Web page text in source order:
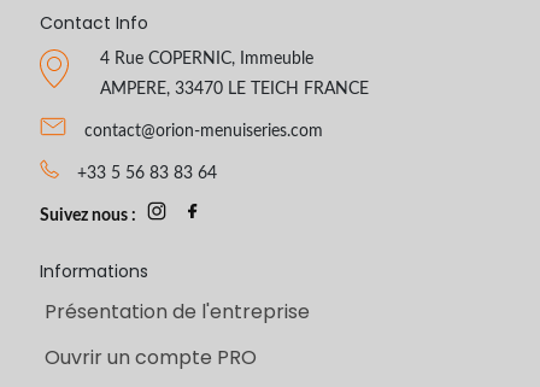
Contact Info
4 Rue COPERNIC, Immeuble
AMPERE, 33470 LE TEICH FRANCE
contact@orion-menuiseries.com
+33 5 56 83 83 64
Suivez nous :
Informations
Présentation de l'entreprise
Ouvrir un compte PRO